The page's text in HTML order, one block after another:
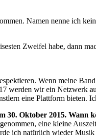
Namen nenne ich
Zweifel habe, dann
Wenn meine
werden wir ein Netzwerk
eine Plattform bieten.
30. Oktober 2015. Wann
eine kleine
ich natürlich wieder